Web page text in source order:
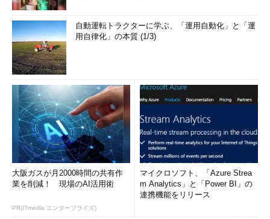
自動運転トラクターに学ぶ、「運用自動化」と「運
用自律化」の本質 (1/3)
大阪ガスが月2000時間の共有作
業を削減！ 現場のAI活用術
PR(ITmedia エンタープライズ)
マイクロソフト、「Azure Strea
m Analytics」と「Power BI」の
連携機能をリリース